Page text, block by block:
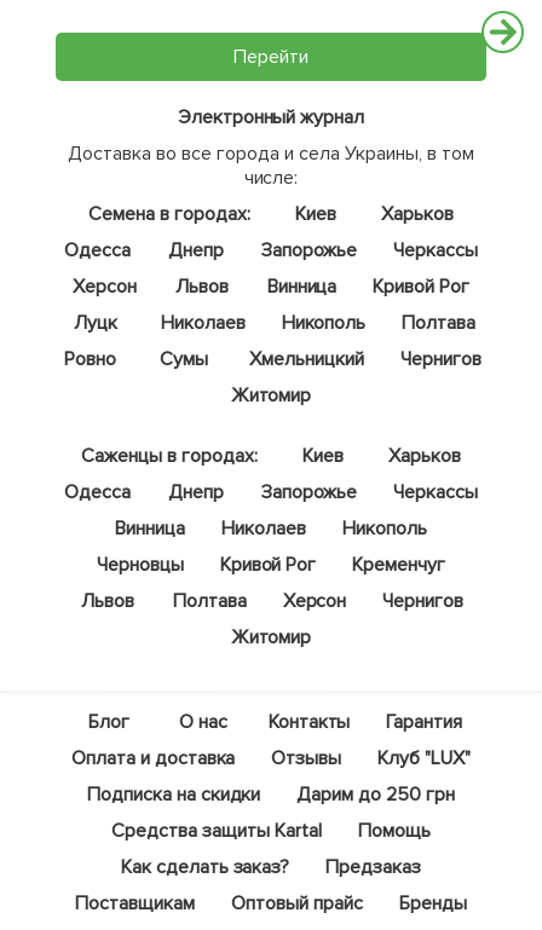
Перейти
Электронный журнал
Доставка во все города и села Украины, в том
числе:
Семена в городах:
Киев
Харьков
Одесса
Днепр Запорожье
Черкассы
Херсон
Львов Винница
Кривой Рог
Луцк
Николаев Никополь
Полтава
Ровно
Сумы Хмельницкий
Чернигов
Житомир
Саженцы в городах: Киев
Харьков
Одесса
Днепр Запорожье
Черкассы
Винница
Николаев
Никополь
Черновцы
Кривой Рог
Кременчуг
Львов
Полтава Херсон
Чернигов
Житомир
Блог О нас Контакты
Гарантия
Оплата и доставка
Отзывы
Клуб "LUX"
Подписка на скидки
Дарим до 250 грн
Средства защиты Kartal
Помощь
Как сделать заказ?
Предзаказ
Поставщикам
Оптовый прайс Бренды